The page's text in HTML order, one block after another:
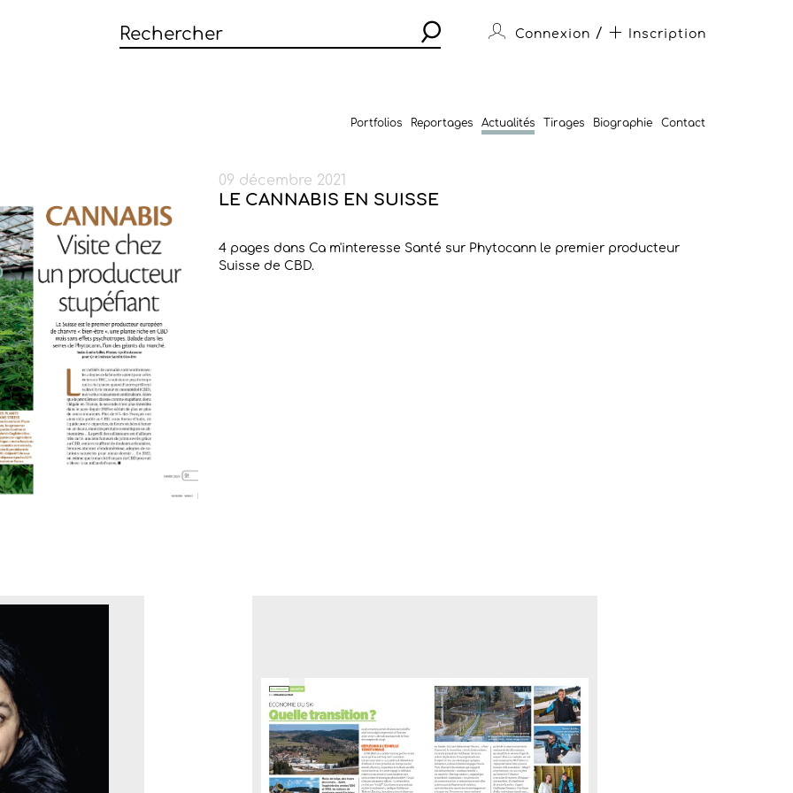
Connexion / Inscription
Portfolios Reportages Actualités Tirages Biographie Contact
09 décembre 2021
LE CANNABIS EN SUISSE
4 pages dans Ca m'interesse Santé sur Phytocann le premier producteur
Suisse de CBD.